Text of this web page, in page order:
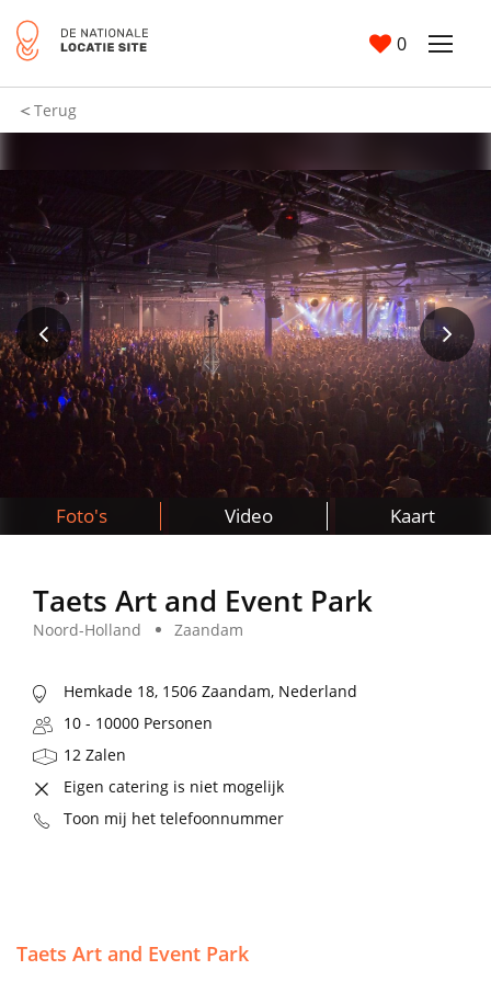
0
Terug
Foto's Video Kaart
Taets Art and Event Park
Noord-Holland Zaandam
Hemkade 18, 1506 Zaandam, Nederland
10 - 10000 Personen
12 Zalen
Eigen catering is niet mogelijk
Toon mij het telefoonnummer
Taets Art and Event Park